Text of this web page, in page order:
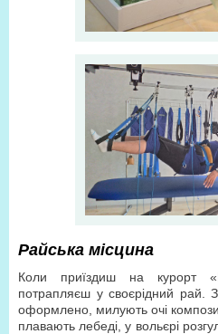
Райська місцина
Коли приїздиш на курорт
потрапляєш у своєрідний рай.
оформлено, милують очі
плавають лебеді, у вольєрі